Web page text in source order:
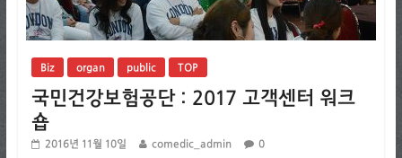
Biz organ public TOP
국민건강보험공단 : 2017 고객센터 워크
숍
2016년 11월 10일 comedic_admin 0